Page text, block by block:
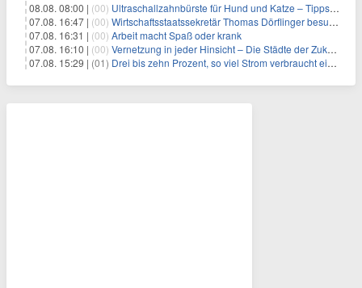
08.08. 08:00 | (00) Ultraschallzahnbürste für Hund und Katze – Tipps zur erfolgreichen Eingewöhnung
07.08. 16:47 | (00) Wirtschaftsstaatssekretär Thomas Dörflinger besucht Handwerksbetrieb im Kammerbezirk Freiburg
07.08. 16:31 | (00) Arbeit macht Spaß oder krank
07.08. 16:10 | (00) Vernetzung in jeder Hinsicht – Die Städte der Zukunft sind grün-blau
07.08. 15:29 | (01) Drei bis zehn Prozent, so viel Strom verbraucht ein Aufzug im Gebäude